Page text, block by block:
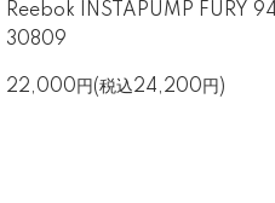
Reebok INSTAPUMP FURY
30809
22,000円(税込24,200円)